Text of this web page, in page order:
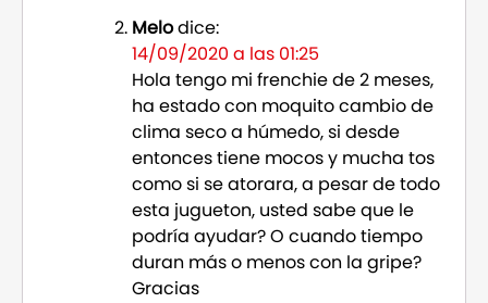
Melodice:
14/09/2020 a las 01:25
Hola tengo mi frenchie de 2 meses,
ha estado con moquito cambio de
clima seco a húmedo, si desde
entonces tiene mocos y mucha tos
como si se atorara, a pesar de todo
esta jugueton, usted sabe que le
podría ayudar? O cuando tiempo
duran más o menos con la gripe?
Gracias